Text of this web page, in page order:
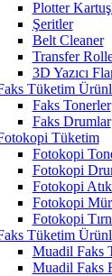
Plotter
Şeritler
Belt Cleaner
Transfer
3D Yazıcı
Tüketim
Faks Tonerler
Faks Drumlar
Tüketim
Fotokopi
Fotokopi
Fotokopi
Fotokopi
Fotokopi
Tüketim
Muadil Faks
Muadil Faks